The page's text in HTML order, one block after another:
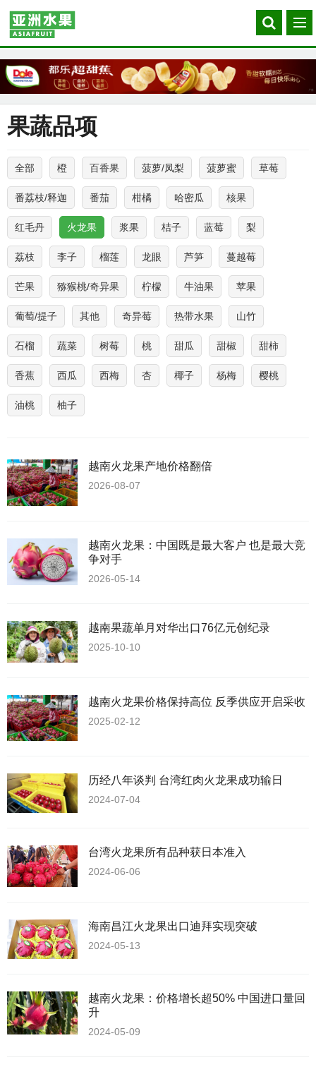
Search
our
菜
单
果蔬品项
全部 橙 百香果 菠萝/凤梨 菠萝蜜 草莓
番荔枝/释迦 番茄 柑橘 哈密瓜 核果
红毛丹 火龙果 浆果 桔子 蓝莓 梨
荔枝 李子 榴莲 龙眼 芦笋 蔓越莓
芒果 猕猴桃/奇异果 柠檬 牛油果 苹果
葡萄/提子 其他 奇异莓 热带水果 山竹
石榴 蔬菜 树莓 桃 甜瓜 甜椒 甜柿
香蕉 西瓜 西梅 杏 椰子 杨梅 樱桃
油桃 柚子
越南火龙果产地价格翻倍
2026-08-07
越南火龙果：中国既是最大客户 也是最大竞
争对手
2026-05-14
越南果蔬单月对华出口76亿元创纪录
2025-10-10
越南火龙果价格保持高位 反季供应开启采收
2025-02-12
历经八年谈判 台湾红肉火龙果成功输日
2024-07-04
台湾火龙果所有品种获日本准入
2024-06-06
海南昌江火龙果出口迪拜实现突破
2024-05-13
越南火龙果：价格增长超50% 中国进口量回
升
2024-05-09